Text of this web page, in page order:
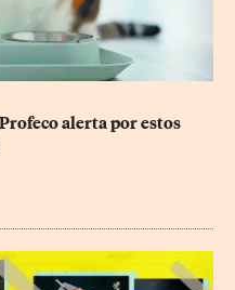
alerta por estos